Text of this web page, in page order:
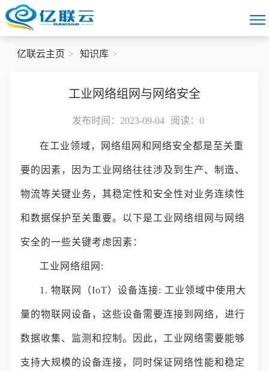
亿联云主页 知识库
工业网络组网与网络安全
发布时间：2023-09-04 阅读： 0
在工业领域，网络组网和网络安全都是至关重
要的因素，因为工业网络往往涉及到生产、制造、
物流等关键业务，其稳定性和安全性对业务连续性
和数据保护至关重要。以下是工业网络组网与网络
安全的一些关键考虑因素：
工业网络组网:
1. 物联网（IoT）设备连接: 工业领域中使用大
量的物联网设备，这些设备需要连接到网络，进行
数据收集、监测和控制。因此，工业网络需要能够
支持大规模的设备连接，同时保证网络性能和稳定